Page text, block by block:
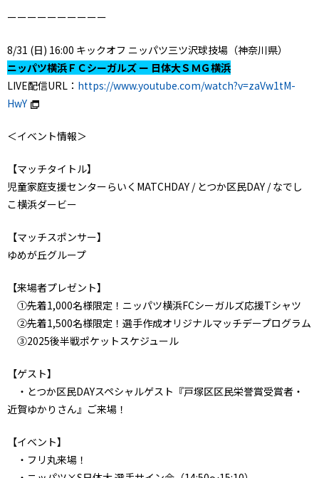
ーーーーーーーーーー
8/31 (日) 16:00 キックオフ ニッパツ三ツ沢球技場（神奈川県）
ニッパツ横浜ＦＣシーガルズ ー 日体大ＳＭＧ横浜
LIVE配信URL： https://www.youtube.com/watch?v=zaVw1tM-
HwY
＜イベント情報＞
【マッチタイトル】
児童家庭支援センターらいくMATCHDAY / とつか区民DAY / なでし
こ横浜ダービー
【マッチスポンサー】
ゆめが丘グループ
【来場者プレゼント】
①先着1,000名様限定！ニッパツ横浜FCシーガルズ応援Tシャツ
②先着1,500名様限定！選手作成オリジナルマッチデープログラム
③2025後半戦ポケットスケジュール
【ゲスト】
・とつか区民DAYスペシャルゲスト『戸塚区区民栄誉賞受賞者・
近賀ゆかりさん』ご来場！
【イベント】
・フリ丸来場！